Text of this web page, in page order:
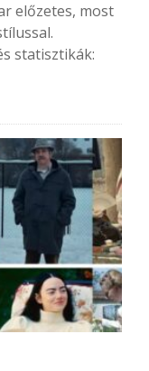
előzetes, most
statisztikák: